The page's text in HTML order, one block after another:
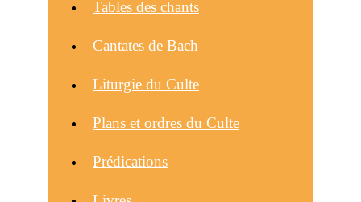
Tables des chants
Cantates de Bach
Liturgie du Culte
Plans et ordres du Culte
Prédications